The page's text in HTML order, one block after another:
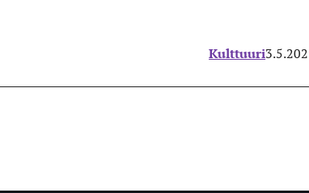
Kulttuuri